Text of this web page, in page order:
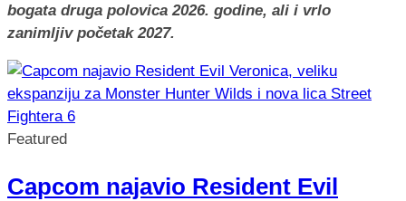
bogata druga polovica 2026. godine, ali i vrlo
zanimljiv početak 2027.
Featured
Capcom najavio Resident Evil